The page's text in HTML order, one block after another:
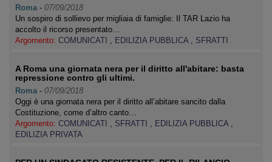
Roma - 07/09/2018
Un sospiro di sollievo per migliaia di famiglie: Il TAR Lazio ha
accolto il ricorso presentato…
Argomento: COMUNICATI , EDILIZIA PUBBLICA , SFRATTI
A Roma una giornata nera per il diritto all'abitare: basta
repressione contro gli ultimi.
Roma - 07/09/2018
Oggi è una giornata nera per il diritto all’abitare sancito dalla
Costituzione, come d’altro canto…
Argomento: COMUNICATI , SFRATTI , EDILIZIA PUBBLICA ,
EDILIZIA PRIVATA